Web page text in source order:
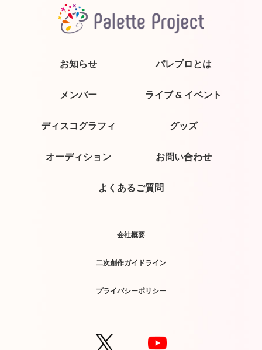
お知らせ パレプロとは
メンバー ライブ & イベント
ディスコグラフィ グッズ
オーディション お問い合わせ
よくあるご質問
会社概要
二次創作ガイドライン
プライバシーポリシー